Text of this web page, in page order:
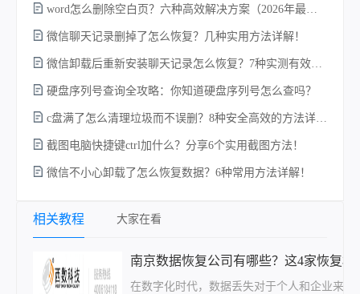
word怎么删除空白页？六种高效解决方案（2026年最新实操指南）！
微信聊天记录删掉了怎么恢复？几种实用方法详解！
微信卸载后重新安装聊天记录怎么恢复？7种实测有效的恢复方案详解！
硬盘序列号查询全攻略：你知道硬盘序列号怎么查吗？
c盘满了怎么清理垃圾而不误删？8种安全高效的方法详解+误删恢复指南！
截图电脑快捷键ctrl加什么？分享6个实用截图方法！
微信不小心卸载了怎么恢复数据？6种常用方法详解！
相关教程 大家在看
南京数据恢复公司有哪些？这4家恢复机
在数字化时代，数据丢失对于个人和企业来